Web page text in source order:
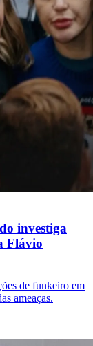
investiga
Flávio
de funkeiro em
ameaças.